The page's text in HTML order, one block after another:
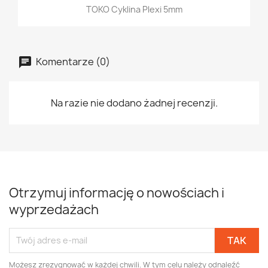
TOKO Cyklina Plexi 5mm
Komentarze (0)
Na razie nie dodano żadnej recenzji.
Otrzymuj informację o nowościach i
wyprzedażach
Możesz zrezygnować w każdej chwili. W tym celu należy odnaleźć